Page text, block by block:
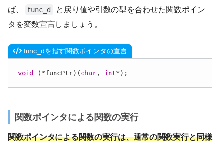
ば、
func_d
と戻り値や引数の型を合わせた関数ポイン
タを変数宣言しましょう。
func_dを指す関数ポインタの宣言
void (*funcPtr)(char, int
関数ポインタによる関数の実行
関数ポインタによる関数の実行は、通常の関数実行と同様